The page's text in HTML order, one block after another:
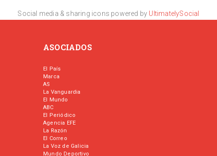
Social media & sharing icons powered by UltimatelySocial
ASOCIADOS
El País
Marca
AS
La Vanguardia
El Mundo
ABC
El Periódico
Agencia EFE
La Razón
El Correo
La Voz de Galicia
Mundo Deportivo